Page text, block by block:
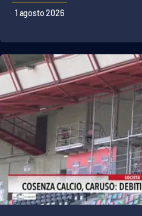
1 agosto 2026